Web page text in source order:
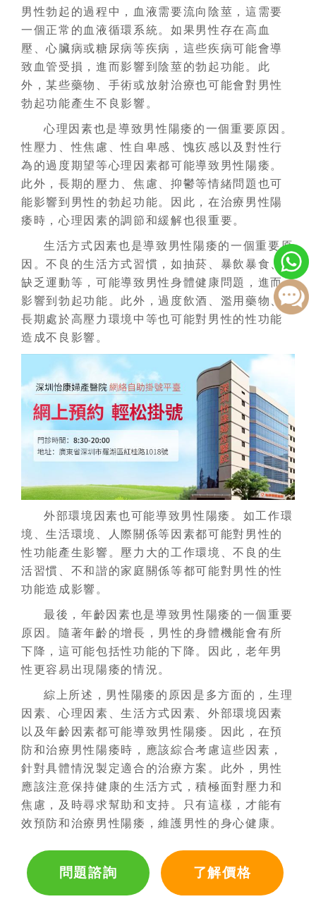
男性勃起的過程中，血液需要流向陰莖，這需要
一個正常的血液循環系統。如果男性存在高血
壓、心臟病或糖尿病等疾病，這些疾病可能會導
致血管受損，進而影響到陰莖的勃起功能。此
外，某些藥物、手術或放射治療也可能會對男性
勃起功能產生不良影響。
心理因素也是導致男性陽痿的一個重要原因。
性壓力、性焦慮、性自卑感、愧疚感以及對性行
為的過度期望等心理因素都可能導致男性陽痿。
此外，長期的壓力、焦慮、抑鬱等情緒問題也可
能影響到男性的勃起功能。因此，在治療男性陽
痿時，心理因素的調節和緩解也很重要。
生活方式因素也是導致男性陽痿的一個重要原
因。不良的生活方式習慣，如抽菸、暴飲暴食、
缺乏運動等，可能導致男性身體健康問題，進而
影響到勃起功能。此外，過度飲酒、濫用藥物、
長期處於高壓力環境中等也可能對男性的性功能
造成不良影響。
外部環境因素也可能導致男性陽痿。如工作環
境、生活環境、人際關係等因素都可能對男性的
性功能產生影響。壓力大的工作環境、不良的生
活習慣、不和諧的家庭關係等都可能對男性的性
功能造成影響。
最後，年齡因素也是導致男性陽痿的一個重要
原因。隨著年齡的增長，男性的身體機能會有所
下降，這可能包括性功能的下降。因此，老年男
性更容易出現陽痿的情況。
綜上所述，男性陽痿的原因是多方面的，生理
因素、心理因素、生活方式因素、外部環境因素
以及年齡因素都可能導致男性陽痿。因此，在預
防和治療男性陽痿時，應該綜合考慮這些因素，
針對具體情況製定適合的治療方案。此外，男性
應該注意保持健康的生活方式，積極面對壓力和
焦慮，及時尋求幫助和支持。只有這樣，才能有
效預防和治療男性陽痿，維護男性的身心健康。
問題諮詢 了解價格